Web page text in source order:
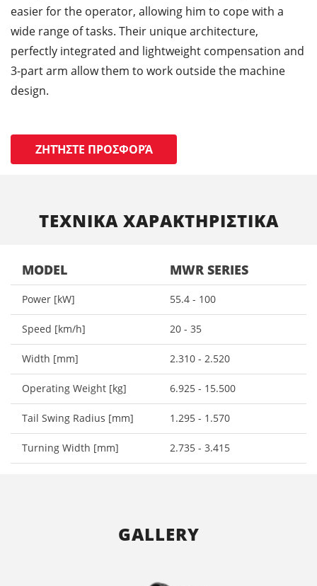
easier for the operator, allowing him to cope with a
wide range of tasks. Their unique architecture,
perfectly integrated and lightweight compensation and
3-part arm allow them to work outside the machine
design.
ΖΗΤΉΣΤΕ ΠΡΟΣΦΟΡΆ
ΤΕΧΝΙΚΑ ΧΑΡΑΚΤΗΡΙΣΤΙΚΑ
MODEL
Power [kW]
Speed [km/h]
Width [mm]
Operating Weight [kg]
Tail Swing Radius [mm]
Turning Width [mm]
MWR SERIES
55.4 - 100
20 - 35
2.310 - 2.520
6.925 - 15.500
1.295 - 1.570
2.735 - 3.415
GALLERY